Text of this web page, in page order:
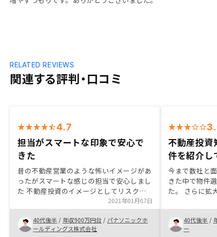
関連する評判・口コミ
RELATED REVIEWS
4.7
担当がスマートな印象で安心で
きた
昔の不動産営業のような怖いイメージがあ
ったがスマートな感じの担当で安心しまし
た 不動産投資のイメージとしてリスクが
高いイメージがあったが生命保険がわりに
なることなどを説明いただき納得、安心で
きた物件価格が少し高いように感じるので
その部分を改善してほしい
2021年01月07日
40代後半 / 年収900万円台 / パナソニックホ
ールディングス株式会社
不動産投資
件を紹介し
今まで数社と
きた中で物件
た。 さらに拡
手のリノシー
い物件を紹介
も魅力的だと
40代後半 /
ー